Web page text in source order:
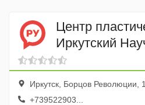
Центр
Иркутский
Хирургии и
Фгбну
Иркутск, Борцов Революции,
+739522903...